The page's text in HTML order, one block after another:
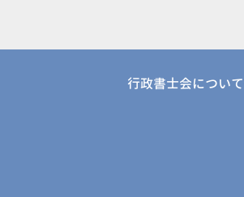
行政書士会について